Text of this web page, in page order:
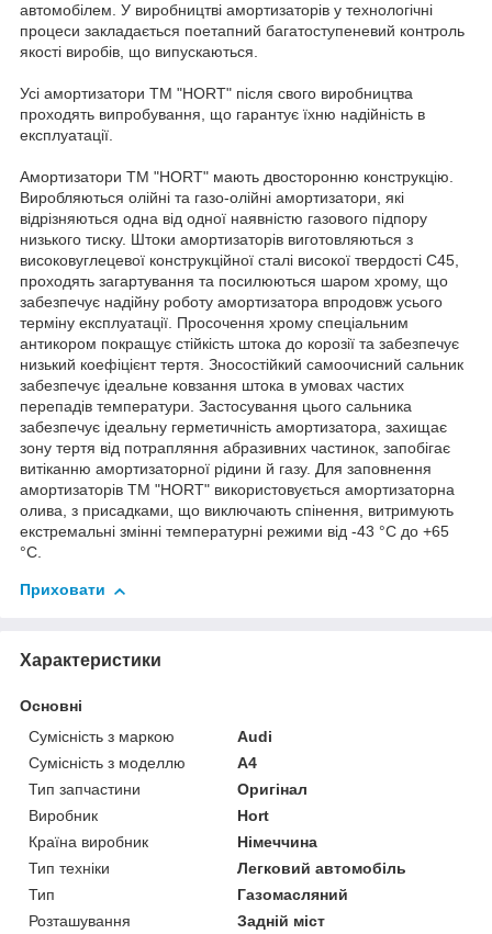
автомобілем. У виробництві амортизаторів у технологічні
процеси закладається поетапний багатоступеневий контроль
якості виробів, що випускаються.
Усі амортизатори ТМ "HORT" після свого виробництва
проходять випробування, що гарантує їхню надійність в
експлуатації.
Амортизатори TM "HORT" мають двосторонню конструкцію.
Виробляються олійні та газо-олійні амортизатори, які
відрізняються одна від одної наявністю газового підпору
низького тиску. Штоки амортизаторів виготовляються з
високовуглецевої конструкційної сталі високої твердості С45,
проходять загартування та посилюються шаром хрому, що
забезпечує надійну роботу амортизатора впродовж усього
терміну експлуатації. Просочення хрому спеціальним
антикором покращує стійкість штока до корозії та забезпечує
низький коефіцієнт тертя. Зносостійкий самоочисний сальник
забезпечує ідеальне ковзання штока в умовах частих
перепадів температури. Застосування цього сальника
забезпечує ідеальну герметичність амортизатора, захищає
зону тертя від потрапляння абразивних частинок, запобігає
витіканню амортизаторної рідини й газу. Для заповнення
амортизаторів TM "HORT" використовується амортизаторна
олива, з присадками, що виключають спінення, витримують
екстремальні змінні температурні режими від -43 °C до +65
°C.
Приховати
Характеристики
Основні
Сумісність з маркою
Audi
Сумісність з моделлю
A4
Тип запчастини
Оригінал
Виробник
Hort
Країна виробник
Німеччина
Тип техніки
Легковий автомобіль
Тип
Газомасляний
Розташування
Задній міст